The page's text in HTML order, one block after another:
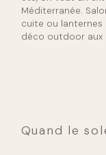
Méditerranée.
cuite ou
déco outdoor aux
Quand le